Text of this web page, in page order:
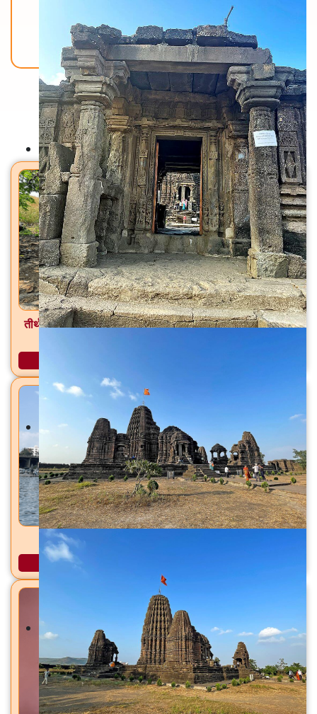
Back To Home
मंदिरे
तीर्थ ब्रह्मगिरी जटा मंदिर / मुळगंगा मंदिर त्र्यंबकेश्वर, ता. त्र्यंबकेश्वर,
पवित्र गोदावरी त्र्यंबकेश्वर / नाशिक, जि. नाशिक